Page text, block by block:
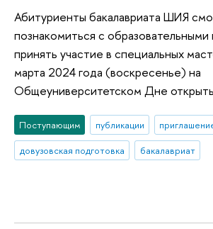
Абитуриенты бакалавриата ШИЯ
познакомиться с
принять участие в специальных
марта 2024 года (воскресенье) на
Общеуниверситетском Дне
Поступающим публикации
довузовская подготовка
бакалавриат